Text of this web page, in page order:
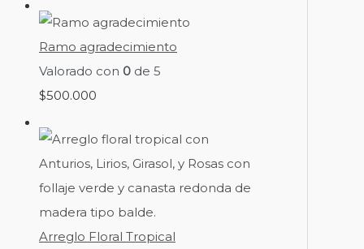
Ramo agradecimiento
Valorado con 0 de 5
$500.000
Arreglo Floral Tropical